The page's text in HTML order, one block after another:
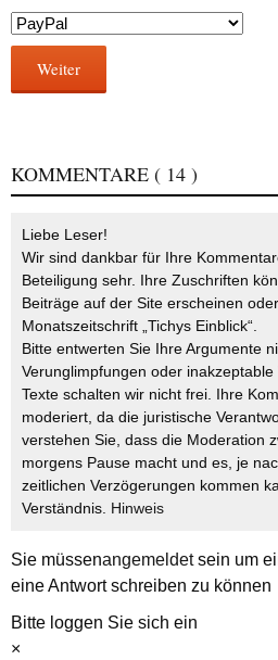
Weiter
KOMMENTARE ( 14 )
Liebe Leser!
Wir sind dankbar für Ihre
Beteiligung sehr. Ihre Zuschriften
Beiträge auf der Site erscheinen
Monatszeitschrift „Tichys Einblick“.
Bitte entwerten Sie Ihre Argumente
Verunglimpfungen oder
Texte schalten wir nicht frei. Ihre
moderiert, da die juristische
verstehen Sie, dass die Moderation
morgens Pause macht und es, je
zeitlichen Verzögerungen kommen
Verständnis. Hinweis
Sie müssenangemeldetsein um
eine Antwort schreiben zu können
Bitte loggen Sie sich ein
×